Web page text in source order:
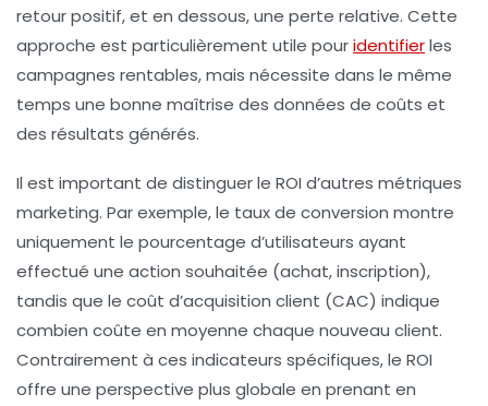
retour positif, et en dessous, une perte relative. Cette
approche est particulièrement utile pouridentifierles
campagnes rentables, mais nécessite dans le même
temps une bonne maîtrise des données de coûts et
des résultats générés.
Il est important de distinguer le ROI d’autres métriques
marketing. Par exemple, le taux de conversion montre
uniquement le pourcentage d’utilisateurs ayant
effectué une action souhaitée (achat, inscription),
tandis que le coût d’acquisition client (CAC) indique
combien coûte en moyenne chaque nouveau client.
Contrairement à ces indicateurs spécifiques, le ROI
offre une perspective plus globale en prenant en